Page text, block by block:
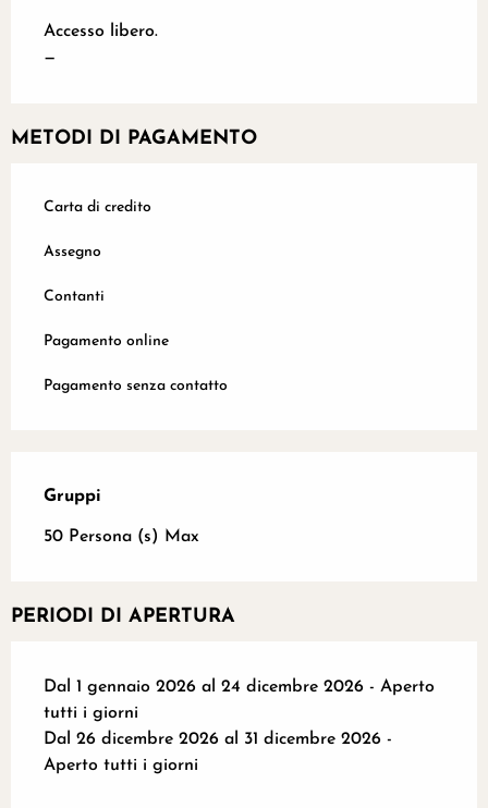
Accesso libero.
—
METODI DI PAGAMENTO
Carta di credito
Assegno
Contanti
Pagamento online
Pagamento senza contatto
Gruppi
Gruppi
50 Persona (s) Max
PERIODI DI APERTURA
Dal 1 gennaio 2026 al 24 dicembre 2026 - Aperto
tutti i giorni
Dal 26 dicembre 2026 al 31 dicembre 2026 -
Aperto tutti i giorni